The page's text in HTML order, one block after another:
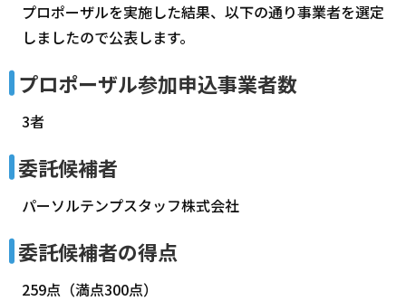
プロポーザルを実施した結果、以下の通り事業者を選定
しましたので公表します。
プロポーザル参加申込事業者数
3者
委託候補者
パーソルテンプスタッフ株式会社
委託候補者の得点
259点（満点300点）